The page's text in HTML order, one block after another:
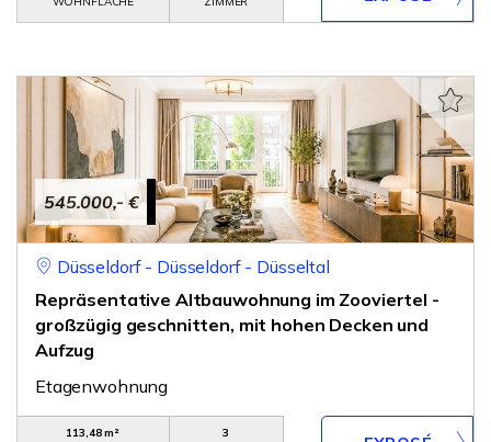
545.000,- €
Düsseldorf - Düsseldorf - Düsseltal
Repräsentative Altbauwohnung im Zooviertel -
großzügig geschnitten, mit hohen Decken und
Aufzug
Etagenwohnung
113,48 m²
3